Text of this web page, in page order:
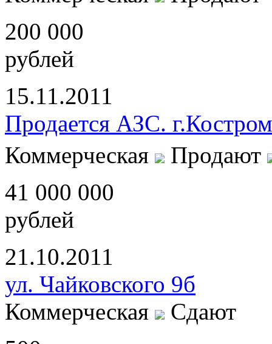
200 000
рублей
15.11.2011
Продается АЗС.
Коммерческая
Продают
41 000 000
рублей
21.10.2011
ул. Чайковского 9б
Коммерческая
Сдают